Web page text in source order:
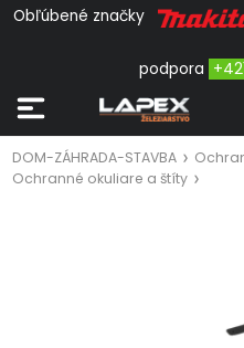
Obľúbené značky
podpora
DOM-ZÁHRADA-STAVBA
Ochranné okuliare a štíty